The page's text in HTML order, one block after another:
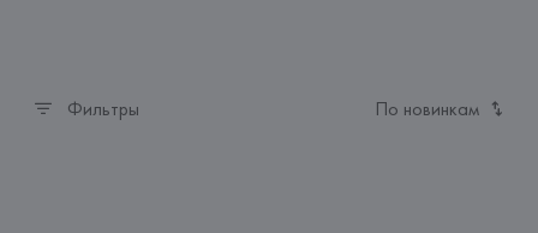
Фильтры По новинкам